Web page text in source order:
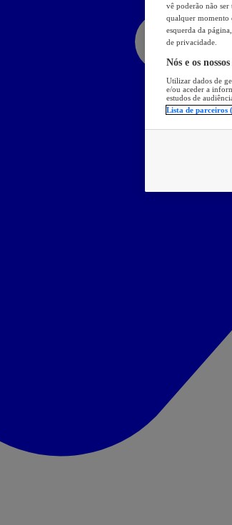
vê poderão não ser
qualquer momento
esquerda da
de privacidade.
Nós e os
Utilizar dados de
e/ou aceder a
estudos de
Lista de parceiros